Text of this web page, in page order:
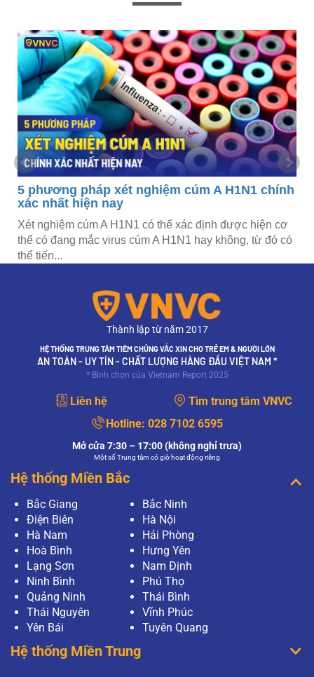
5 phương pháp xét nghiệm cúm A H1N1 chính
xác nhất hiện nay
Xét nghiệm cúm A H1N1 có thể xác định được hiện cơ
thể có đang mắc virus cúm A H1N1 hay không, từ đó có
thể tiến...
Thành lập từ năm 2017
HỆ THỐNG TRUNG TÂM TIÊM CHỦNG VẮC XIN CHO TRẺ EM & NGƯỜI LỚN
AN TOÀN - UY TÍN - CHẤT LƯỢNG HÀNG ĐẦU VIỆT NAM *
* Bình chọn của Vietnam Report 2025
Liên hệ
Tìm trung tâm VNVC
Hotline: 028 7102 6595
Mở cửa 7:30 – 17:00 (không nghỉ trưa)
Một số Trung tâm có giờ hoạt động riêng
Hệ thống Miền Bắc
Bắc Giang
Bắc Ninh
Điện Biên
Hà Nội
Hà Nam
Hải Phòng
Hoà Bình
Hưng Yên
Lạng Sơn
Nam Định
Ninh Bình
Phú Thọ
Quảng Ninh
Thái Bình
Thái Nguyên
Vĩnh Phúc
Yên Bái
Tuyên Quang
Hệ thống Miền Trung